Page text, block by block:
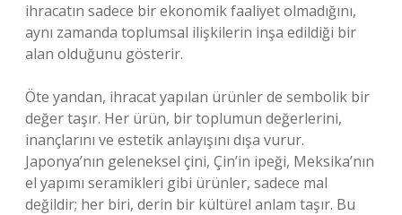
ihracatın sadece bir ekonomik faaliyet olmadığını,
aynı zamanda toplumsal ilişkilerin inşa edildiği bir
alan olduğunu gösterir.
Öte yandan, ihracat yapılan ürünler de sembolik bir
değer taşır. Her ürün, bir toplumun değerlerini,
inançlarını ve estetik anlayışını dışa vurur.
Japonya’nın geleneksel çini, Çin’in ipeği, Meksika’nın
el yapımı seramikleri gibi ürünler, sadece mal
değildir; her biri, derin bir kültürel anlam taşır. Bu